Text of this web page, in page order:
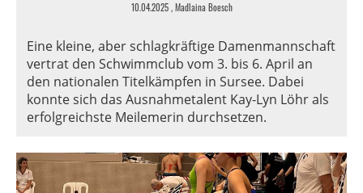
10.04.2025, Madlaina Boesch
Eine kleine, aber schlagkräftige Damenmannschaft
vertrat den Schwimmclub vom 3. bis 6. April an
den nationalen Titelkämpfen in Sursee. Dabei
konnte sich das Ausnahmetalent Kay-Lyn Löhr als
erfolgreichste Meilemerin durchsetzen.